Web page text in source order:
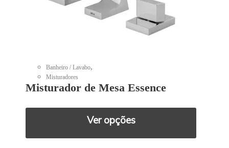
Banheiro / Lavabo,
Misturadores
Misturador de Mesa Essence
Ver opções